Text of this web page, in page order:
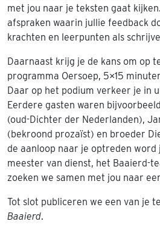
met jou naar je teksten gaat
afspraken waarin jullie feedback
krachten en leerpunten als
Daarnaast krijg je de kans om op
programma Oersoep, 5×15
Daar op het podium verkeer je in
Eerdere gasten waren
(oud-Dichter der Nederlanden),
(bekroond prozaïst) en broeder
de aanloop naar je optreden word
meester van dienst, het Baaierd-
zoeken we samen met jou naar
Tot slot publiceren we een van je
Baaierd.